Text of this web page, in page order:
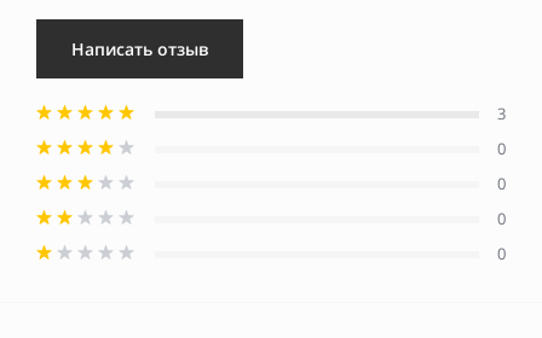
Написать отзыв
3
0
0
0
0